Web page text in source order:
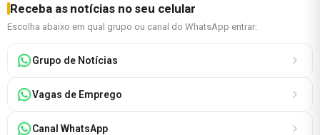
Receba as notícias no seu celular
Escolha abaixo em qual grupo ou canal do WhatsApp entrar:
Grupo de Notícias
Vagas de Emprego
Canal WhatsApp